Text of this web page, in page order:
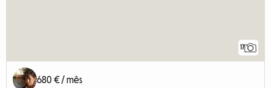
17
680 € / mês